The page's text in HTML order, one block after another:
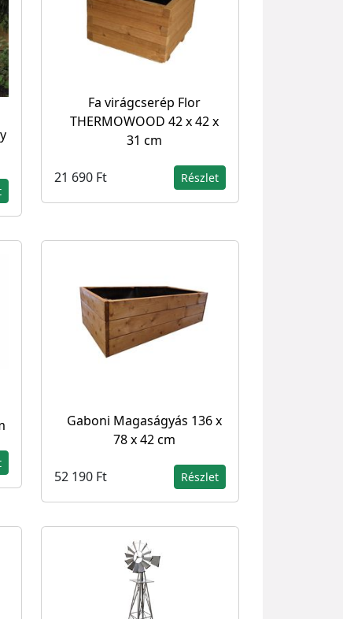
Fa virágcserép Flor
THERMOWOOD 42 x 42 x
31 cm
21 690 Ft Részlet
Gaboni Magaságyás 136 x
78 x 42 cm
52 190 Ft Részlet